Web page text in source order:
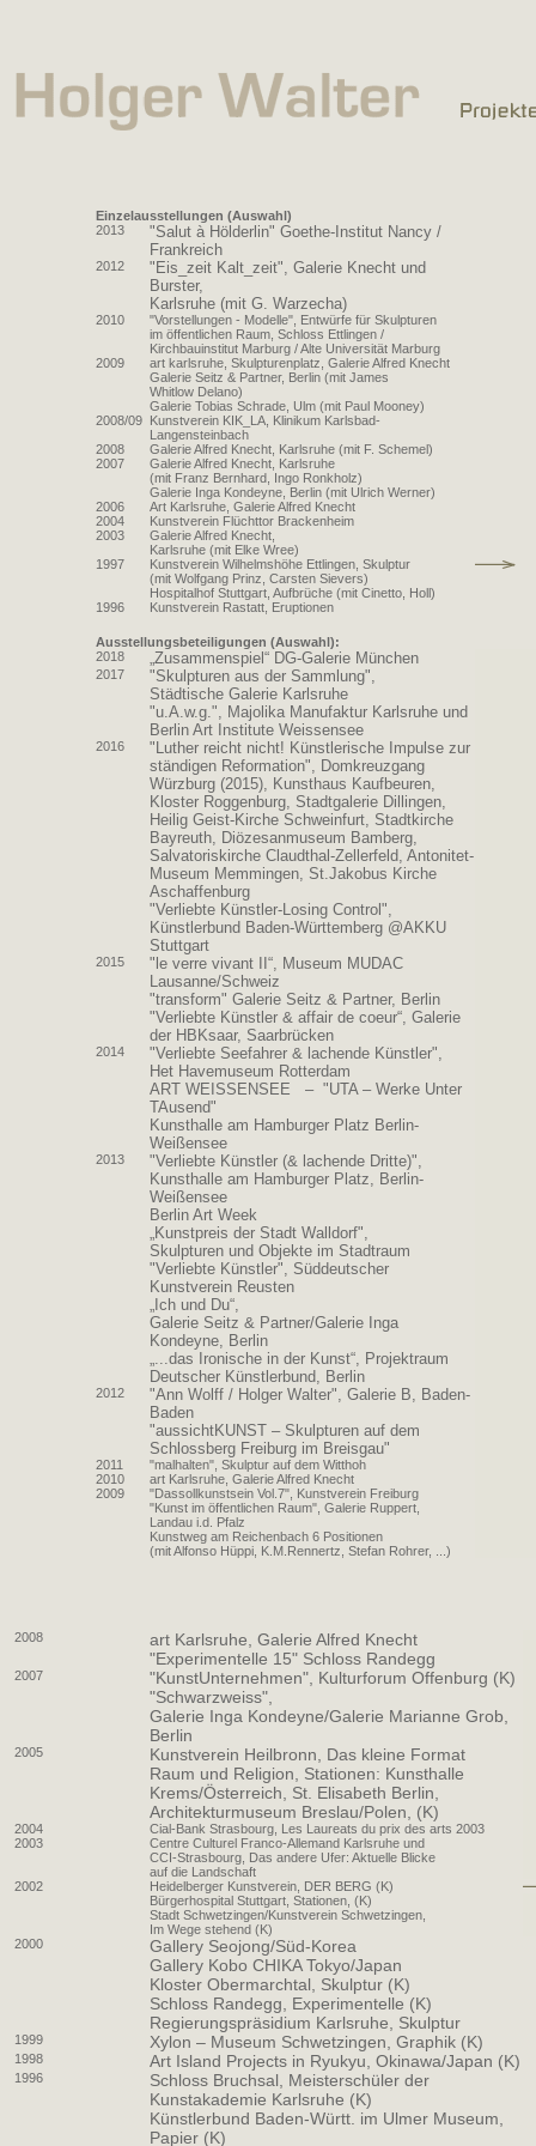
Einzelausstellungen (Auswahl)
2013
"Salut à Hölderlin" Goethe-Institut Nancy /
Frankreich
2012
"Eis_zeit Kalt_zeit", Galerie Knecht und
Burster,
Karlsruhe (mit G. Warzecha)
2010
"Vorstellungen - Modelle", Entwürfe für Skulpturen
im öffentlichen Raum, Schloss Ettlingen /
Kirchbauinstitut Marburg / Alte Universität Marburg
2009
art karlsruhe, Skulpturenplatz, Galerie Alfred Knecht
Galerie Seitz & Partner, Berlin (mit James
Whitlow Delano)
Galerie Tobias Schrade, Ulm (mit Paul Mooney)
2008/09 Kunstverein KIK_LA, Klinikum Karlsbad-
Langensteinbach
2008
Galerie Alfred Knecht, Karlsruhe (mit F. Schemel)
2007
Galerie Alfred Knecht, Karlsruhe
(mit Franz Bernhard, Ingo Ronkholz)
Galerie Inga Kondeyne, Berlin (mit Ulrich Werner)
2006
Art Karlsruhe, Galerie Alfred Knecht
2004
Kunstverein Flüchttor Brackenheim
2003
Galerie Alfred Knecht,
Karlsruhe (mit Elke Wree)
1997
Kunstverein Wilhelmshöhe Ettlingen, Skulptur
(mit Wolfgang Prinz, Carsten Sievers)
Hospitalhof Stuttgart, Aufbrüche (mit Cinetto, Holl)
1996
Kunstverein Rastatt, Eruptionen
Ausstellungsbeteiligungen (Auswahl):
2018
„Zusammenspiel“ DG-Galerie München
2017
"Skulpturen aus der Sammlung",
Städtische Galerie Karlsruhe
"u.A.w.g.", Majolika Manufaktur Karlsruhe und
Berlin Art Institute Weissensee
2016
"Luther reicht nicht! Künstlerische Impulse zur
ständigen Reformation", Domkreuzgang
Würzburg (2015), Kunsthaus Kaufbeuren,
Kloster Roggenburg, Stadtgalerie Dillingen,
Heilig Geist-Kirche Schweinfurt, Stadtkirche
Bayreuth, Diözesanmuseum Bamberg,
Salvatoriskirche Claudthal-Zellerfeld, Antonitet-
Museum Memmingen, St.Jakobus Kirche
Aschaffenburg
"Verliebte Künstler-Losing Control",
Künstlerbund Baden-Württemberg @AKKU
Stuttgart
2015
"le verre vivant II“, Museum MUDAC
Lausanne/Schweiz
"transform" Galerie Seitz & Partner, Berlin
"Verliebte Künstler & affair de coeur“, Galerie
der HBKsaar, Saarbrücken
2014
"Verliebte Seefahrer & lachende Künstler",
Het Havemuseum Rotterdam
ART WEISSENSEE – "UTA – Werke Unter
TAusend"
Kunsthalle am Hamburger Platz Berlin-
Weißensee
2013
"Verliebte Künstler (& lachende Dritte)",
Kunsthalle am Hamburger Platz, Berlin-
Weißensee
Berlin Art Week
„Kunstpreis der Stadt Walldorf",
Skulpturen und Objekte im Stadtraum
"Verliebte Künstler", Süddeutscher
Kunstverein Reusten
„Ich und Du“,
Galerie Seitz & Partner/Galerie Inga
Kondeyne, Berlin
„...das Ironische in der Kunst“, Projektraum
Deutscher Künstlerbund, Berlin
2012
"Ann Wolff / Holger Walter", Galerie B, Baden-
Baden
"aussichtKUNST – Skulpturen auf dem
Schlossberg Freiburg im Breisgau"
2011
"malhalten", Skulptur auf dem Witthoh
2010
art Karlsruhe, Galerie Alfred Knecht
2009
"Dassollkunstsein Vol.7", Kunstverein Freiburg
"Kunst im öffentlichen Raum", Galerie Ruppert,
Landau i.d. Pfalz
Kunstweg am Reichenbach 6 Positionen
(mit Alfonso Hüppi, K.M.Rennertz, Stefan Rohrer, ...)
2008
art Karlsruhe, Galerie Alfred Knecht
"Experimentelle 15" Schloss Randegg
2007
"KunstUnternehmen", Kulturforum Offenburg (K)
"Schwarzweiss",
Galerie Inga Kondeyne/Galerie Marianne Grob,
Berlin
2005
Kunstverein Heilbronn, Das kleine Format
Raum und Religion, Stationen: Kunsthalle
Krems/Österreich, St. Elisabeth Berlin,
Architekturmuseum Breslau/Polen, (K)
2004
Cial-Bank Strasbourg, Les Laureats du prix des arts 2003
2003
Centre Culturel Franco-Allemand Karlsruhe und
CCI-Strasbourg, Das andere Ufer: Aktuelle Blicke
auf die Landschaft
2002
Heidelberger Kunstverein, DER BERG (K)
Bürgerhospital Stuttgart, Stationen, (K)
Stadt Schwetzingen/Kunstverein Schwetzingen,
Im Wege stehend (K)
2000
Gallery Seojong/Süd-Korea
Gallery Kobo CHIKA Tokyo/Japan
Kloster Obermarchtal, Skulptur (K)
Schloss Randegg, Experimentelle (K)
Regierungspräsidium Karlsruhe, Skulptur
1999 Xylon – Museum Schwetzingen, Graphik (K)
1998 Art Island Projects in Ryukyu, Okinawa/Japan (K)
1996
Schloss Bruchsal, Meisterschüler der
Kunstakademie Karlsruhe (K)
Künstlerbund Baden-Württ. im Ulmer Museum,
Papier (K)